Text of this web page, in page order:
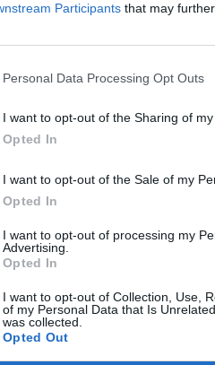
Participants that may
Personal Data Processing Opt Outs
I want to opt-out of the Sharing of my
Opted In
I want to opt-out of the Sale of my
Opted In
I want to opt-out of processing my
Advertising.
Opted In
I want to opt-out of Collection, Use,
of my Personal Data that Is
was collected.
Opted Out